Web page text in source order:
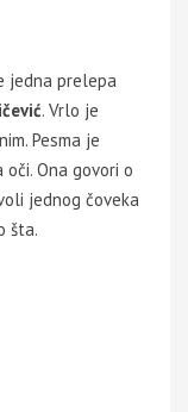
jedna prelepa
. Vrlo je
Pesma je
Ona govori o
jednog čoveka
šta.